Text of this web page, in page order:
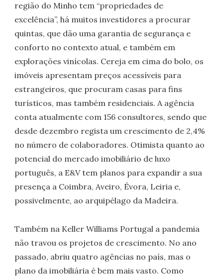
região do Minho tem “propriedades de
excelência”, há muitos investidores a procurar
quintas, que dão uma garantia de segurança e
conforto no contexto atual, e também em
explorações vinícolas. Cereja em cima do bolo, os
imóveis apresentam preços acessíveis para
estrangeiros, que procuram casas para fins
turísticos, mas também residenciais. A agência
conta atualmente com 156 consultores, sendo que
desde dezembro regista um crescimento de 2,4%
no número de colaboradores. Otimista quanto ao
potencial do mercado imobiliário de luxo
português, a E&V tem planos para expandir a sua
presença a Coimbra, Aveiro, Évora, Leiria e,
possivelmente, ao arquipélago da Madeira.
Também na Keller Williams Portugal a pandemia
não travou os projetos de crescimento. No ano
passado, abriu quatro agências no país, mas o
plano da imobiliária é bem mais vasto. Como